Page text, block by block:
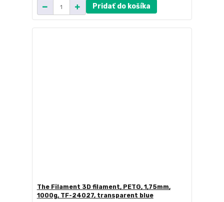
Pridať do košíka
The Filament 3D filament, PETG, 1,75mm,
1000g, TF-24027, transparent blue